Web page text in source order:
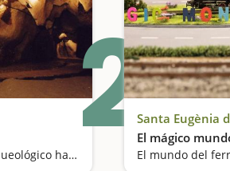
Un conjunto arqueológico habitado hace 6.000 años2Santa Eugènia
El mágico